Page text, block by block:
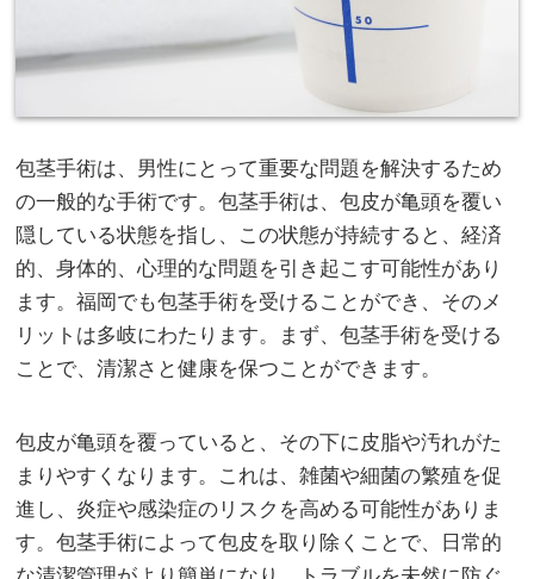
包茎手術は、男性にとって重要な問題を解決するため
の一般的な手術です。包茎手術は、包皮が亀頭を覆い
隠している状態を指し、この状態が持続すると、経済
的、身体的、心理的な問題を引き起こす可能性があり
ます。福岡でも包茎手術を受けることができ、そのメ
リットは多岐にわたります。まず、包茎手術を受ける
ことで、清潔さと健康を保つことができます。
包皮が亀頭を覆っていると、その下に皮脂や汚れがた
まりやすくなります。これは、雑菌や細菌の繁殖を促
進し、炎症や感染症のリスクを高める可能性がありま
す。包茎手術によって包皮を取り除くことで、日常的